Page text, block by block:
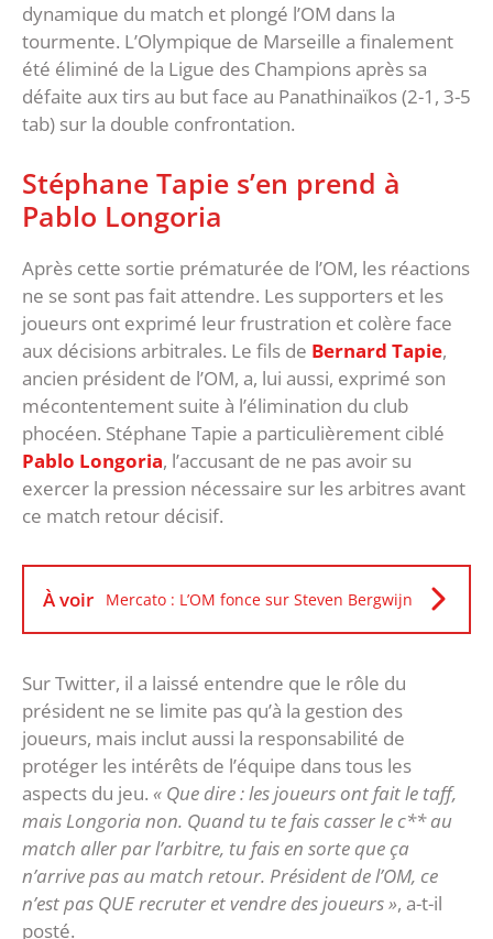
dynamique du match et plongé l’OM dans la
tourmente. L’Olympique de Marseille a finalement
été éliminé de la Ligue des Champions après sa
défaite aux tirs au but face au Panathinaïkos (2-1, 3-5
tab) sur la double confrontation.
Stéphane Tapie s’en prend à
Pablo Longoria
Après cette sortie prématurée de l’OM, les réactions
ne se sont pas fait attendre. Les supporters et les
joueurs ont exprimé leur frustration et colère face
aux décisions arbitrales. Le fils de Bernard Tapie,
ancien président de l’OM, a, lui aussi, exprimé son
mécontentement suite à l’élimination du club
phocéen. Stéphane Tapie a particulièrement ciblé
Pablo Longoria, l’accusant de ne pas avoir su
exercer la pression nécessaire sur les arbitres avant
ce match retour décisif.
À voir Mercato : L’OM fonce sur Steven Bergwijn
Sur Twitter, il a laissé entendre que le rôle du
président ne se limite pas qu’à la gestion des
joueurs, mais inclut aussi la responsabilité de
protéger les intérêts de l’équipe dans tous les
aspects du jeu. « Que dire : les joueurs ont fait le taff,
mais Longoria non. Quand tu te fais casser le c** au
match aller par l’arbitre, tu fais en sorte que ça
n’arrive pas au match retour. Président de l’OM, ce
n’est pas QUE recruter et vendre des joueurs », a-t-il
posté.